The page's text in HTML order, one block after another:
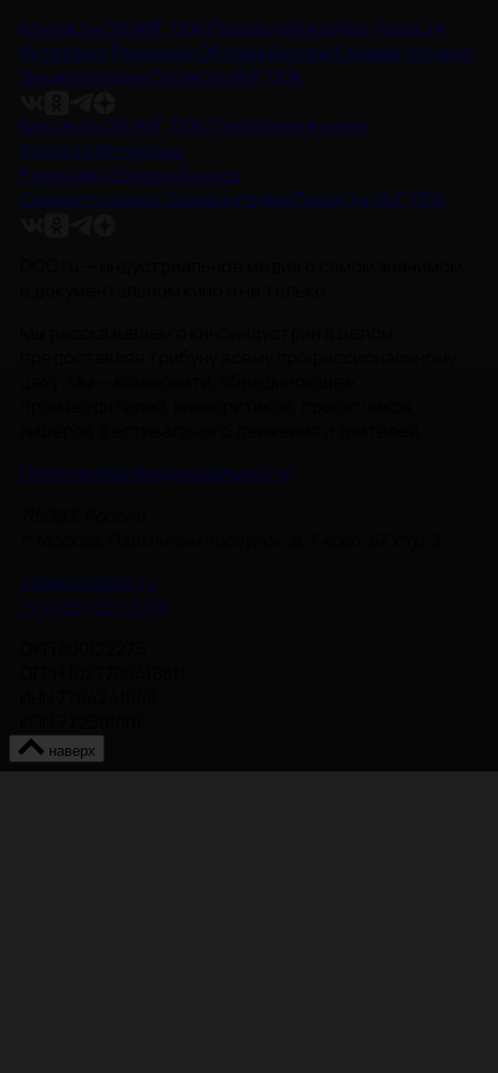
Контакты Об НМГ ДОКПредложите идею Новости
Интервью Рецензии ОбзорыАнонсы Снимается кино
Энциклопедия Проекты НМГ ДОК
Контакты Об НМГ ДОКПредложите идею
Новости Интервью
Рецензии ОбзорыАнонсы
Снимается кино Энциклопедия Проекты НМГ ДОК
Политика Конфиденциальности
info@nmgdoc.ru
+7 (495) 937-6170
наверх